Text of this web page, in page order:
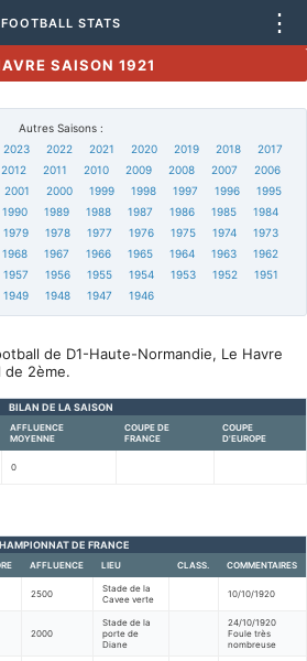
FOOTBALL STATS ⋮
SAISON 1921
Autres Saisons :
2023 2022 2021 2020 2019 2018
2017
2012 2011 2010 2009 2008 2007
2006
2001 2000 1999 1998 1997 1996
1995
1990 1989 1988 1987 1986 1985
1984
1979 1978 1977 1976 1975 1974
1973
1968 1967 1966 1965 1964 1963
1962
1957 1956 1955 1954 1953 1952
1951
1949 1948 1947 1946
de D1-Haute-Normandie, Le Havre
2ème.
BILAN DE LA SAISON
AFFLUENCE
MOYENNE
COUPE DE
FRANCE
COUPE
D'EUROPE
0
DE FRANCE
AFFLUENCE LIEU CLASS. COMMENTAIRES
2500
Stade de la
Cavee verte
10/10/1920
2000
Stade de la
porte de
Diane
24/10/1920
Foule très
nombreuse